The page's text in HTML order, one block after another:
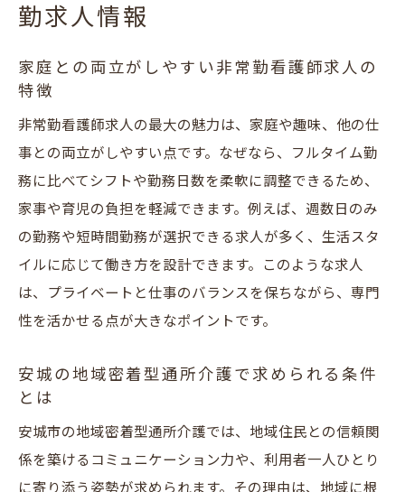
勤求人情報
家庭との両立がしやすい非常勤看護師求人の
特徴
非常勤看護師求人の最大の魅力は、家庭や趣味、他の仕
事との両立がしやすい点です。なぜなら、フルタイム勤
務に比べてシフトや勤務日数を柔軟に調整できるため、
家事や育児の負担を軽減できます。例えば、週数日のみ
の勤務や短時間勤務が選択できる求人が多く、生活スタ
イルに応じて働き方を設計できます。このような求人
は、プライベートと仕事のバランスを保ちながら、専門
性を活かせる点が大きなポイントです。
安城の地域密着型通所介護で求められる条件
とは
安城市の地域密着型通所介護では、地域住民との信頼関
係を築けるコミュニケーション力や、利用者一人ひとり
に寄り添う姿勢が求められます。その理由は、地域に根